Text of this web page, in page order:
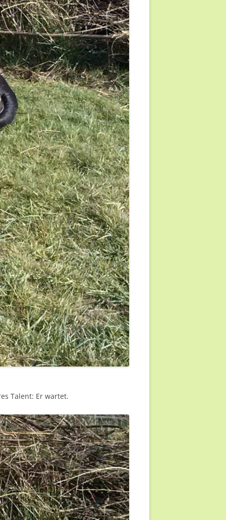
Talent: Er wartet.